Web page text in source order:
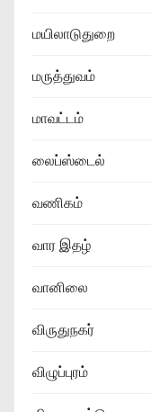
மயிலாடுதுறை
மருத்துவம்
மாவட்டம்
லைப்ஸ்டைல்
வணிகம்
வார இதழ்
வானிலை
விருதுநகர்
விழுப்புரம்